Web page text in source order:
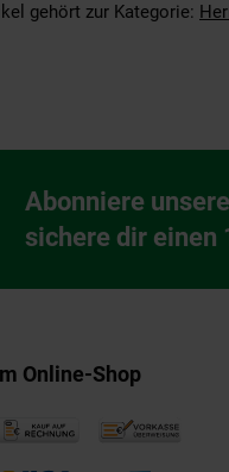
gehört zur Kategorie:
Newsletter
Abonniere
sichere dir einen
Online-Shop